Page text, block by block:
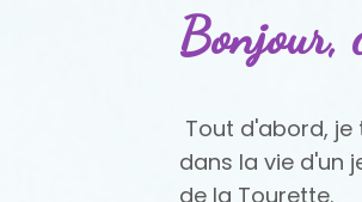
Bonjour,
Tout d'abord,
dans la vie d'un
de la Tourette.